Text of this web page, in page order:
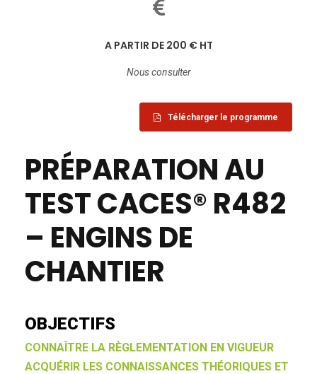
A PARTIR DE 200 € HT
Nous consulter
Télécharger le programme
PRÉPARATION AU
TEST CACES® R482
– ENGINS DE
CHANTIER
OBJECTIFS
CONNAÎTRE LA RÈGLEMENTATION EN VIGUEUR
ACQUÉRIR LES CONNAISSANCES THÉORIQUES ET